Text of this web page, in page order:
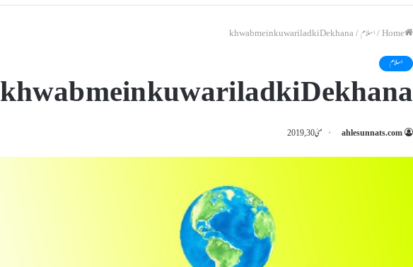
/اسلام/
khwab mein kuwari ladki Dekhana
اسلام
khwab mein kuwari ladki Dekhana
ahlesunnats.com مئی 30, 2019